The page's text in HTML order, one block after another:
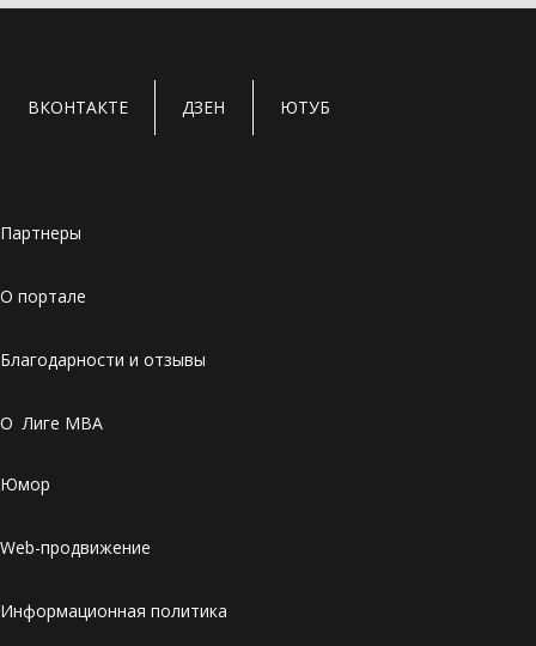
ВКОНТАКТЕ ДЗЕН ЮТУБ
Партнеры
О портале
Благодарности и отзывы
О Лиге MBA
Юмор
Web-продвижение
Информационная политика